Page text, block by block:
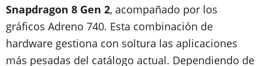
Snapdragon 8 Gen 2, acompañado por los
gráficos Adreno 740. Esta combinación de
hardware gestiona con soltura las aplicaciones
más pesadas del catálogo actual. Dependiendo de